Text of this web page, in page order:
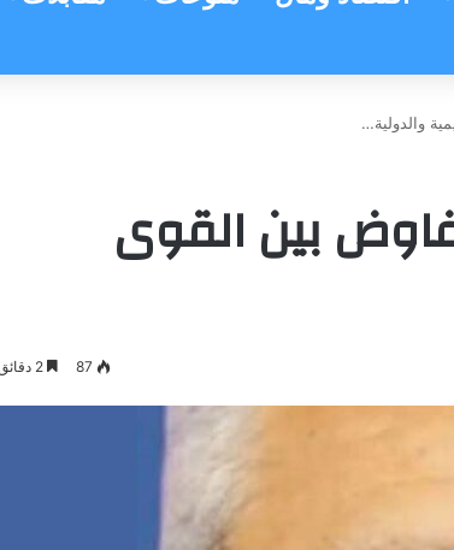
والدولية…
بين القوى
87